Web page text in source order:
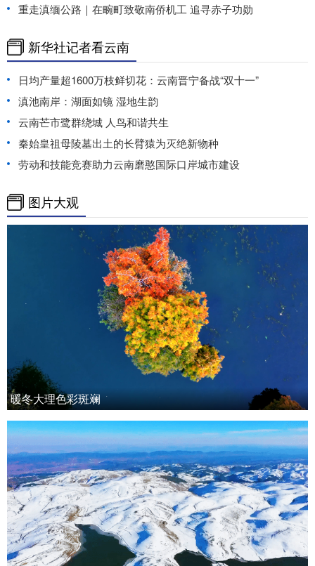
重走滇缅公路｜在畹町致敬南侨机工 追寻赤子功勋
新华社记者看云南
日均产量超1600万枝鲜切花：云南晋宁备战“双十一”
滇池南岸：湖面如镜 湿地生韵
云南芒市鹭群绕城 人鸟和谐共生
秦始皇祖母陵墓出土的长臂猿为灭绝新物种
劳动和技能竞赛助力云南磨憨国际口岸城市建设
图片大观
暖冬大理色彩斑斓